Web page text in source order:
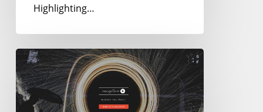
Highlighting…
Imageflow
–
Open-
Source